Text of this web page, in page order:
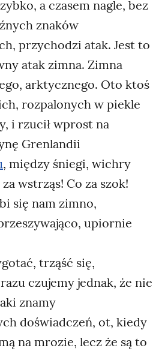
a czasem nagle, bez
znaków
przychodzi atak. Jest to
atak zimna. Zimna
arktycznego. Oto ktoś
rozpalonych w piekle
i rzucił wprost na
Grenlandii
, między śniegi, wichry
wstrząs! Co za szok!
się nam zimno,
upiornie
trząść się,
czujemy jednak, że nie
znamy
doświadczeń, ot, kiedy
na mrozie, lecz że są to